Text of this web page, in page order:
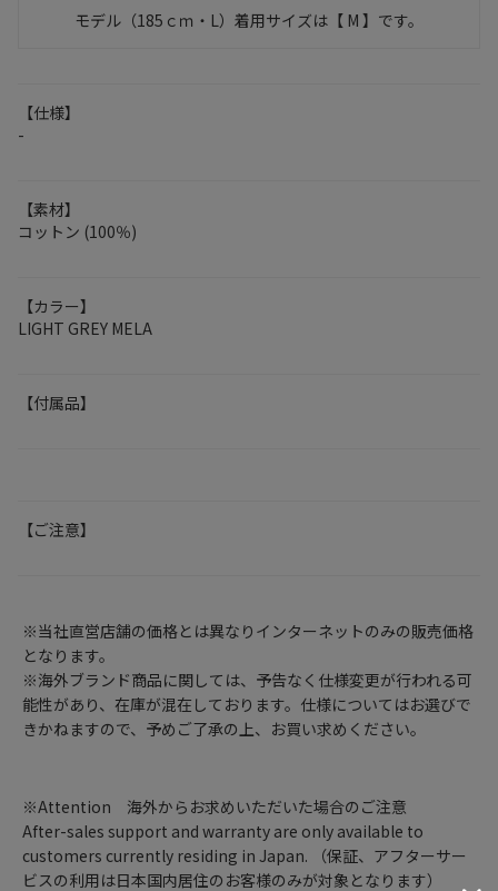
モデル（185ｃｍ・L）着用サイズは【 M 】です。
【仕様】
-
【素材】
コットン (100％)
【カラー】
LIGHT GREY MELA
【付属品】
【ご注意】
※当社直営店舗の価格とは異なりインターネットのみの販売価格
となります。
※海外ブランド商品に関しては、予告なく仕様変更が行われる可
能性があり、在庫が混在しております。仕様についてはお選びで
きかねますので、予めご了承の上、お買い求めください。
※Attention 海外からお求めいただいた場合のご注意
After-sales support and warranty are only available to
customers currently residing in Japan. （保証、アフターサー
ビスの利用は日本国内居住のお客様のみが対象となります）